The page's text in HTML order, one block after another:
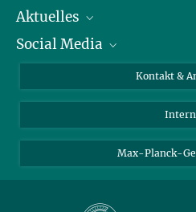
Personen
Pressebereich
Aktuelles
Stellenangebote
Social Media
X
LinkedIn
Kontakt &
Intern
Max-Planck-